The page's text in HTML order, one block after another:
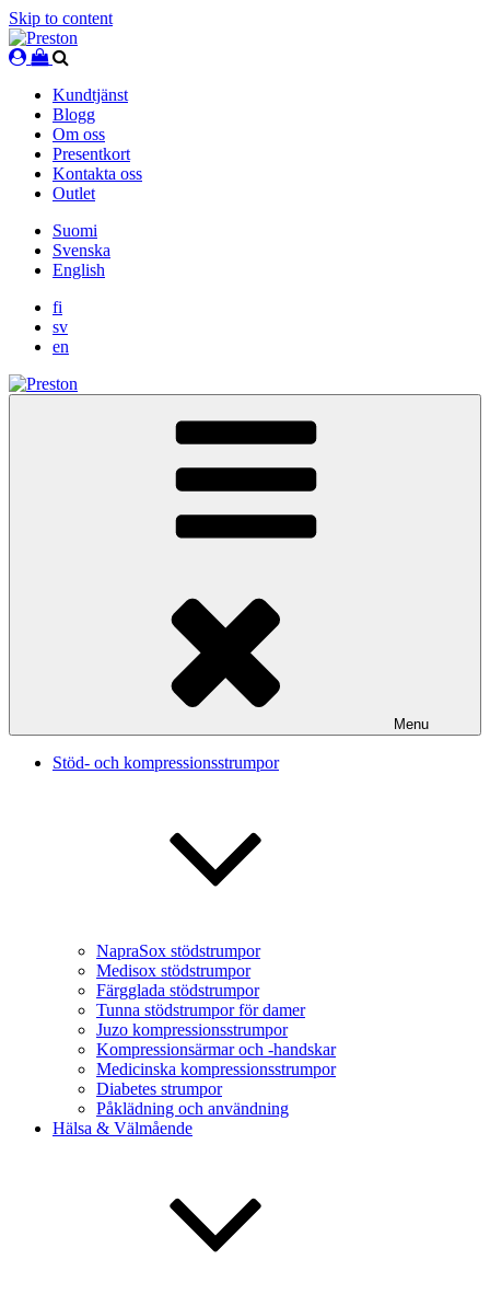
Skip to content
Kundtjänst
Blogg
Om oss
Presentkort
Kontakta oss
Outlet
Suomi
Svenska
English
fi
sv
en
Menu
Stöd- och kompressionsstrumpor
NapraSox stödstrumpor
Medisox stödstrumpor
Färgglada stödstrumpor
Tunna stödstrumpor för damer
Juzo kompressionsstrumpor
Kompressionsärmar och -handskar
Medicinska kompressionsstrumpor
Diabetes strumpor
Påklädning och användning
Hälsa & Välmående